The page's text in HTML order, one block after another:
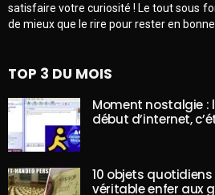
satisfaire votre curiosité ! Le tout sous
de mieux que le rire pour rester en
TOP 3 DU MOIS
Moment nostalgie :
début d’internet,
10 objets
véritable enfer aux